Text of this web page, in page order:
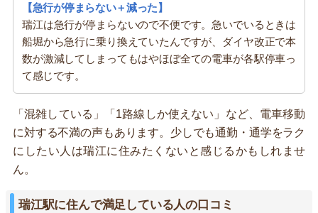
【急行が停まらない＋減った】
瑞江は急行が停まらないので不便です。急いでいるときは
船堀から急行に乗り換えていたんですが、ダイヤ改正で本
数が激減してしまってもはやほぼ全ての電車が各駅停車っ
て感じです。
「混雑している」「1路線しか使えない」など、電車移動
に対する不満の声もあります。少しでも通勤・通学をラク
にしたい人は瑞江に住みたくないと感じるかもしれませ
ん。
瑞江駅に住んで満足している人の口コミ